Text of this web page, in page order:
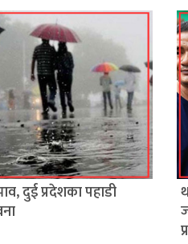
दुई प्रदेशका पहाडी